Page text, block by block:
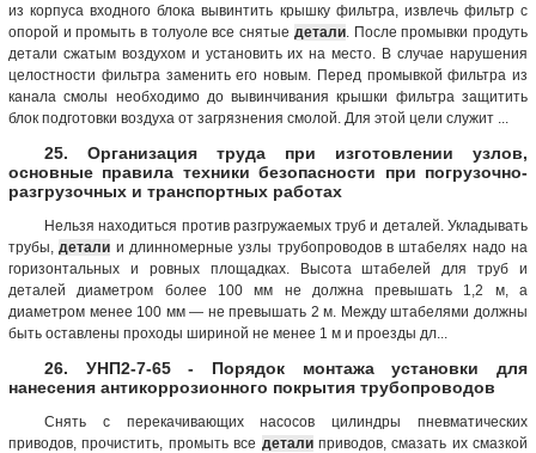
из корпуса входного блока вывинтить крышку фильтра, извлечь фильтр с
опорой и промыть в толуоле все снятые детали. После промывки продуть
детали сжатым воздухом и установить их на место. В случае нарушения
целостности фильтра заменить его новым. Перед промывкой фильтра из
канала смолы необходимо до вывинчивания крышки фильтра защитить
блок подготовки воздуха от загрязнения смолой. Для этой цели служит ...
25. Организация труда при изготовлении узлов,
основные правила техники безопасности при погрузочно-
разгрузочных и транспортных работах
Нельзя находиться против разгружаемых труб и деталей. Укладывать
трубы,детали и длинномерные узлы трубопроводов в штабелях надо на
горизонтальных и ровных площадках. Высота штабелей для труб и
деталей диаметром более 100 мм не должна превышать 1,2 м, а
диаметром менее 100 мм — не превышать 2 м. Между штабелями должны
быть оставлены проходы шириной не менее 1 м и проезды дл...
26. УНП2-7-65 - Порядок монтажа установки для
нанесения антикоррозионного покрытия трубопроводов
Снять с перекачивающих насосов цилиндры пневматических
приводов, прочистить, промыть все деталиприводов, смазать их смазкой